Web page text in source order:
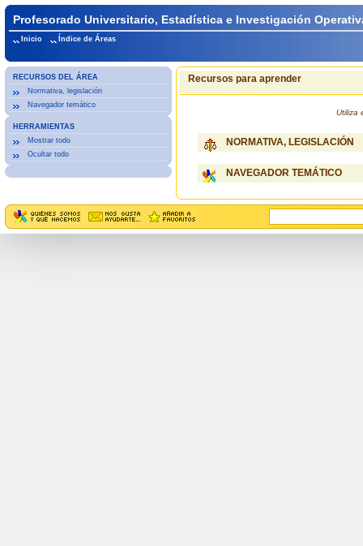
Profesorado Universitario, Estadística e Investigación
Inicio Índice de Áreas
RECURSOS DEL ÁREA
Normativa, legislación
Navegador temático
HERRAMIENTAS
Mostrar todo
Ocultar todo
Recursos para aprender
Utiliza
NORMATIVA, LEGISLACIÓN
NAVEGADOR TEMÁTICO